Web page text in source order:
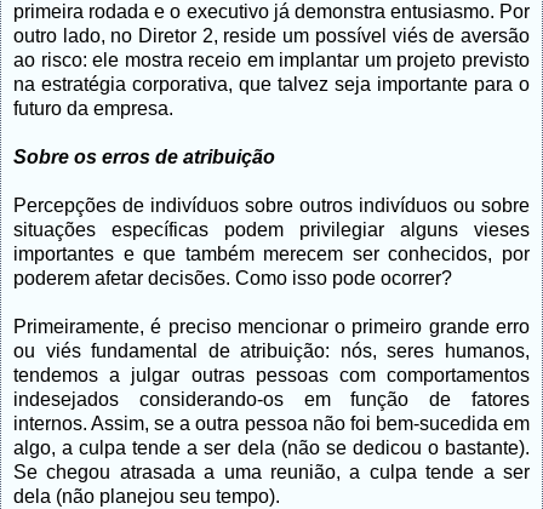
primeira rodada e o executivo já demonstra entusiasmo. Por
outro lado, no Diretor 2, reside um possível viés de aversão
ao risco: ele mostra receio em implantar um projeto previsto
na estratégia corporativa, que talvez seja importante para o
futuro da empresa.
Sobre os erros de atribuição
Percepções de indivíduos sobre outros indivíduos ou sobre
situações específicas podem privilegiar alguns vieses
importantes e que também merecem ser conhecidos, por
poderem afetar decisões. Como isso pode ocorrer?
Primeiramente, é preciso mencionar o primeiro grande erro
ou viés fundamental de atribuição: nós, seres humanos,
tendemos a julgar outras pessoas com comportamentos
indesejados considerando-os em função de fatores
internos. Assim, se a outra pessoa não foi bem-sucedida em
algo, a culpa tende a ser dela (não se dedicou o bastante).
Se chegou atrasada a uma reunião, a culpa tende a ser
dela (não planejou seu tempo).